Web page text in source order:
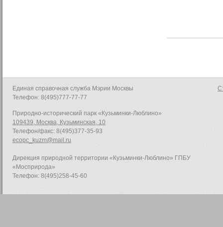
Единая справочная служба Мэрии Москвы
Телефон: 8(495)777-77-77
Природно-исторический парк «Кузьминки-Люблино»
109439, Москва, Кузьминская, 10
Телефон/факс: 8(495)377-35-93
ecopc_kuzm@mail.ru
Дирекция природной территории «Кузьминки-Люблино» ГПБУ
«Мосприрода»
Телефон: 8(495)258-45-60